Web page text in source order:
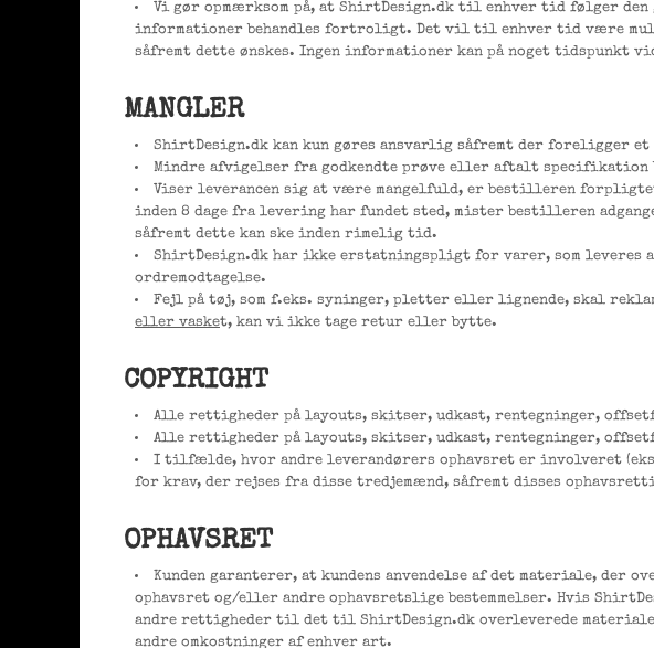
Vi gør opmærksom på, at ShirtDesign.dk til enhver tid følger
informationer behandles fortroligt. Det vil til enhver tid være
såfremt dette ønskes. Ingen informationer kan på noget
MANGLER
ShirtDesign.dk kan kun gøres ansvarlig såfremt der foreligger
Mindre afvigelser fra godkendte prøve eller aftalt
Viser leverancen sig at være mangelfuld, er bestilleren
inden 8 dage fra levering har fundet sted, mister bestilleren
såfremt dette kan ske inden rimelig tid.
ShirtDesign.dk har ikke erstatningspligt for varer, som leveres
ordremodtagelse.
Fejl på tøj, som f.eks. syninger, pletter eller lignende, skal
eller vasket, kan vi ikke tage retur eller bytte.
COPYRIGHT
Alle rettigheder på layouts, skitser, udkast, rentegninger,
Alle rettigheder på layouts, skitser, udkast, rentegninger,
I tilfælde, hvor andre leverandørers ophavsret er involveret
for krav, der rejses fra disse tredjemænd, såfremt disses
OPHAVSRET
Kunden garanterer, at kundens anvendelse af det materiale,
ophavsret og/eller andre ophavsretslige bestemmelser. Hvis
andre rettigheder til det til ShirtDesign.dk overleverede
andre omkostninger af enhver art.